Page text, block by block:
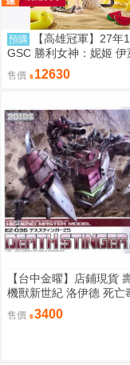
預購
【高雄冠軍】27年
GSC 勝利女神：妮姬 伊
OOM與驚嚇 1/4 0907
售價 12630
【台中金曜】店鋪現貨
機獸新世紀 洛伊德 死亡
EZ-036
售價 3400